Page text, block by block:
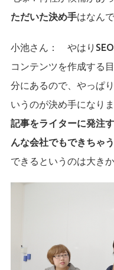
ただいた決め手はなんで
小池さん：
やはりSEO
コンテンツを作成する
分にあるので、やっぱり
いうのが決め手になりま
記事をライターに発注
んな会社でもできちゃう
できるというのは大きか